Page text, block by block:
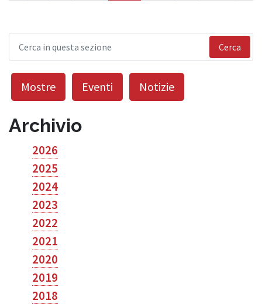
Cerca
Mostre Eventi Notizie
Archivio
2026
2025
2024
2023
2022
2021
2020
2019
2018